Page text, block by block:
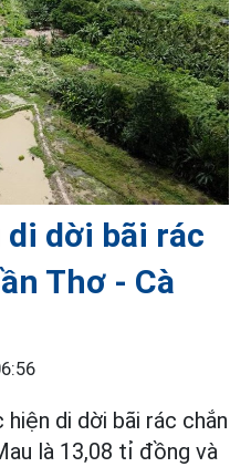
dời bãi rác
Thơ - Cà
di dời bãi rác chắn
là 13,08 tỉ đồng và